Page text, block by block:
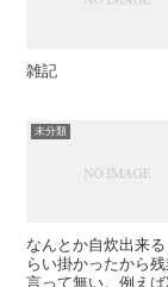
雑記
未分類
なんとか自炊出来
らい掛かったから
言って無い。例え